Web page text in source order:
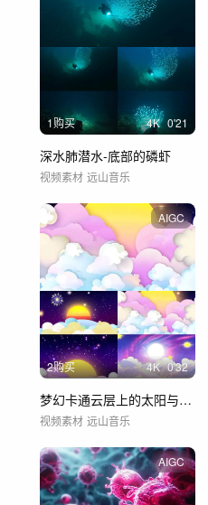
1购买 4K 0'21
深水肺潜水-底部的磷虾
视频素材 远山音乐
AIGC
2购买 4K 0'32
梦幻卡通云层上的太阳与星光点点的宇宙星空
视频素材 远山音乐
AIGC